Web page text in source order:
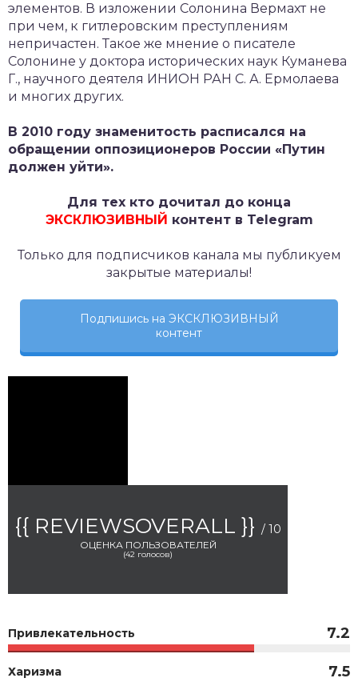
элементов. В изложении Солонина Вермахт не
при чем, к гитлеровским преступлениям
непричастен. Такое же мнение о писателе
Солонине у доктора исторических наук Куманева
Г., научного деятеля ИНИОН РАН С. А. Ермолаева
и многих других.
В 2010 году знаменитость расписался на
обращении оппозиционеров России «Путин
должен уйти».
Для тех кто дочитал до конца
ЭКСКЛЮЗИВНЫЙ контент в Telegram
Только для подписчиков канала мы публикуем
закрытые материалы!
Подпишись на ЭКСКЛЮЗИВНЫЙ
контент
{{ REVIEWSOVERALL }} / 10
ОЦЕНКА ПОЛЬЗОВАТЕЛЕЙ
(42 голосов)
Привлекательность 7.2
Харизма 7.5